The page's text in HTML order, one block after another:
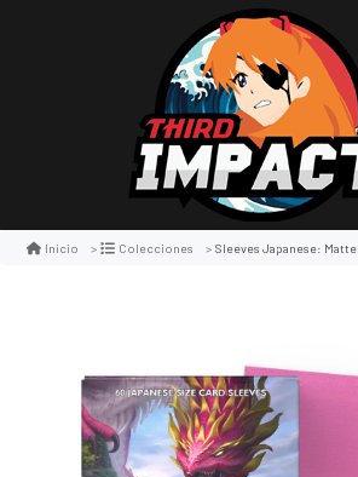
Inicio Colecciones Sleeves Japanese: Matte